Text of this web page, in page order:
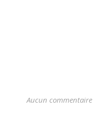
Aucun commentaire